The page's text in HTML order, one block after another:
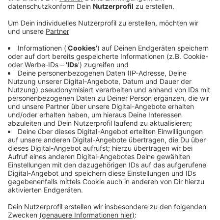
gegeben hat, gibt es insgesamt 40 Bewerbungen.
Veröffentlicht:Mittwoch, 31.03.2021 17:00
Anzeige
In der Woche nach Ostern sollen die Modellregionen
genannt werden. Die Landesregierung will sechs bis
acht Regionen auswählen. Laut NRW-
Wirtschaftminister Pinkwart soll es bei dem Projekt
nicht darum gehen, flächendeckende Öffnungen in
allen Lebensbereichen zu ermöglichen. Stattdessen
sollen nur Projekte aus einzelnen Bereichen
ausgewählt werden, wie Sport, Freizeit, Kultur, Handel
oder Außengastronomie.
Anzeige